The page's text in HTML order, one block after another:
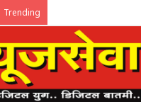
Trending